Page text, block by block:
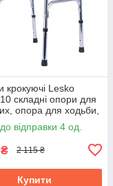
крокуючі Lesko
складні опори для
опора для ходьби,
людей
відправки 4 од.
₴ 2 115 ₴
Купити